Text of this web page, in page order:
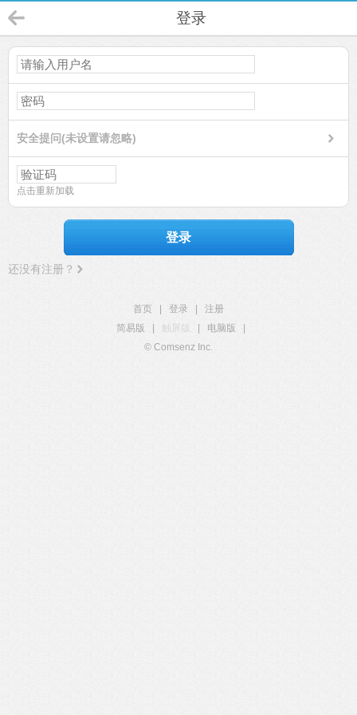
登录
安全提问(未设置请忽略)
点击重新加载
登录
还没有注册？
首页 登录
注册
简易版
触屏版 电脑版
© Comsenz Inc.